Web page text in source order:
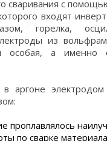
сваривания с
входят
горелка,
из
особая, а именно
в аргоне электродом
проплавлялось
по сварке